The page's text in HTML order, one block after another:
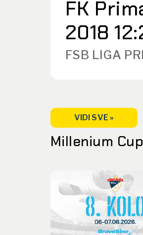
FK
2018
FSB LIGA
VIDI SVE »
Millenium